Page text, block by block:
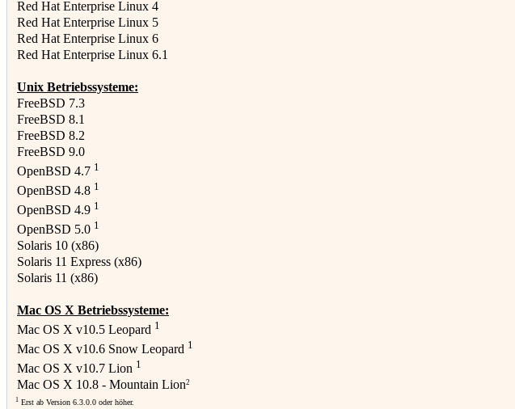
Red Hat Enterprise Linux 4
Red Hat Enterprise Linux 5
Red Hat Enterprise Linux 6
Red Hat Enterprise Linux 6.1
Unix Betriebssysteme:
FreeBSD 7.3
FreeBSD 8.1
FreeBSD 8.2
FreeBSD 9.0
OpenBSD 4.7 1
OpenBSD 4.8 1
OpenBSD 4.9 1
OpenBSD 5.0 1
Solaris 10 (x86)
Solaris 11 Express (x86)
Solaris 11 (x86)
Mac OS X Betriebssysteme:
Mac OS X v10.5 Leopard 1
Mac OS X v10.6 Snow Leopard 1
Mac OS X v10.7 Lion 1
Mac OS X 10.8 - Mountain Lion2
1 Erst ab Version 6.3.0.0 oder höher.